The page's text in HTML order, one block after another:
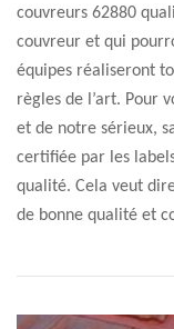
couvreurs 62880
couvreur et qui
équipes réaliseront
règles de l’art. Pour
et de notre sérieux,
certifiée par les
qualité. Cela veut
de bonne qualité et